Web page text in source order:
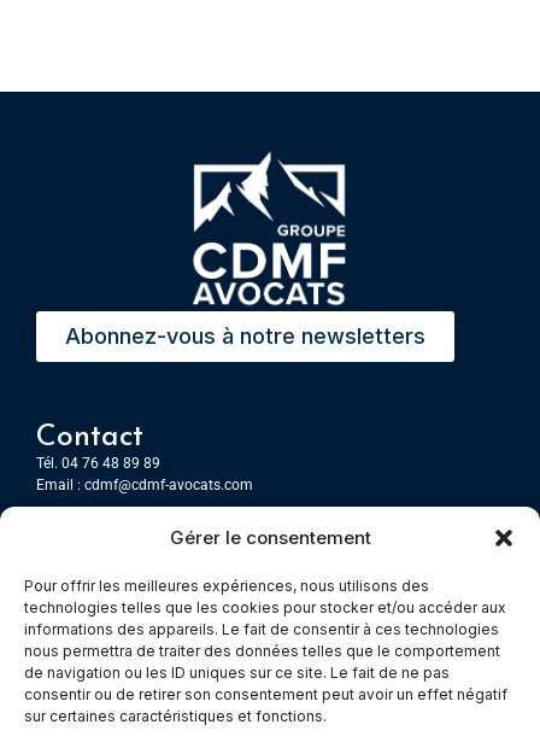
Gérer le consentement
Pour offrir les meilleures expériences, nous utilisons des
technologies telles que les cookies pour stocker et/ou accéder aux
informations des appareils. Le fait de consentir à ces technologies
nous permettra de traiter des données telles que le comportement
de navigation ou les ID uniques sur ce site. Le fait de ne pas
consentir ou de retirer son consentement peut avoir un effet négatif
sur certaines caractéristiques et fonctions.
Abonnez-vous à notre newsletters
Contact
Tél. 04 76 48 89 89
Email : cdmf@cdmf-avocats.com
7 Place Firmin Gautier
CS 80476
38016 GRENOBLE, Cedex 1
Chambery
Immeuble le Paris